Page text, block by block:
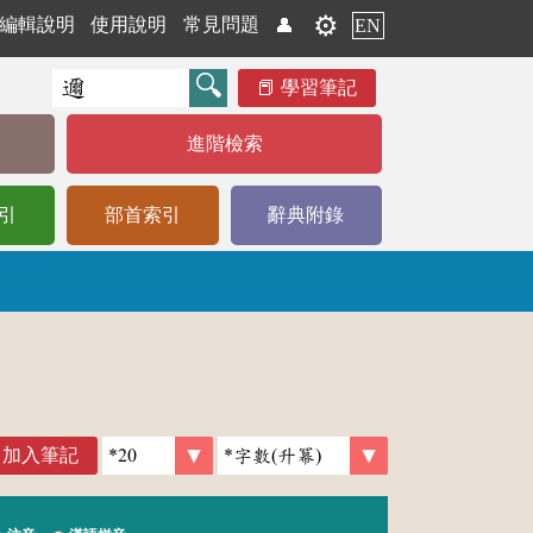
編輯說明 使用說明 常見問題 👤 ⚙️ EN
學習筆記
進階檢索
部首索引 辭典附錄
加入筆記